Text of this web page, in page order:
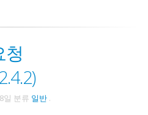
청
일 분류 일반 .